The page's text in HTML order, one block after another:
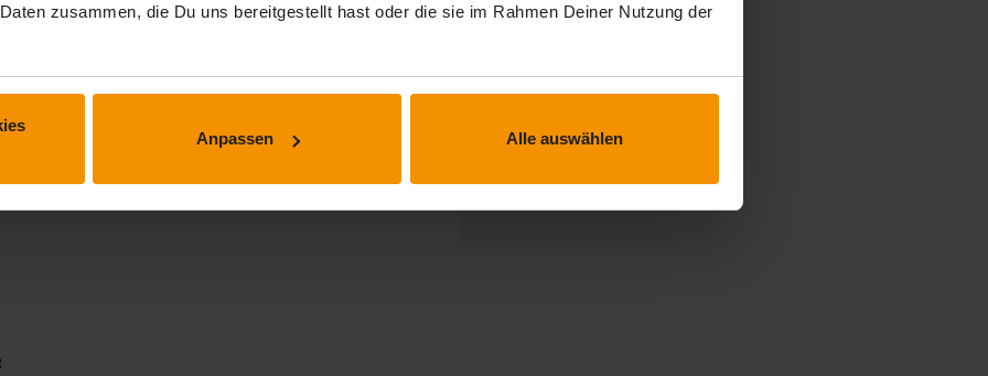
zusammen, die Du uns bereitgestellt hast oder die sie im Rahmen Deiner Nutzung der
Anpassen Alle auswählen